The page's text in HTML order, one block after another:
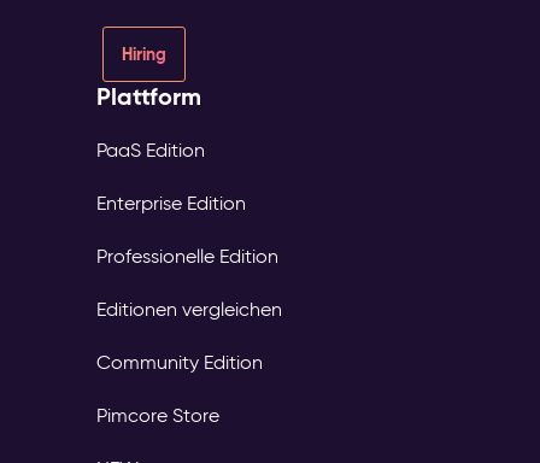
Hiring
Plattform
PaaS Edition
Enterprise Edition
Professionelle Edition
Editionen vergleichen
Community Edition
Pimcore Store